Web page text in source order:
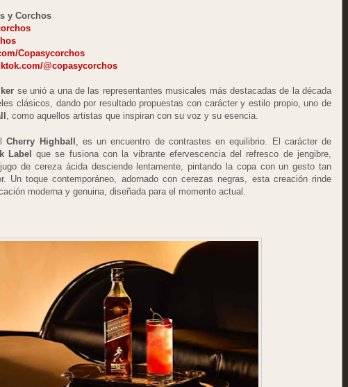
y Corchos
Copasycorchos
@copasycorchos
se unió a una de las representantes musicales más destacadas de la década
clásicos, dando por resultado propuestas con carácter y estilo propio, uno de
, como aquellos artistas que inspiran con su voz y su esencia.
Cherry Highball , es un encuentro de contrastes en equilibrio. El carácter de
Label
que se fusiona con la vibrante efervescencia del refresco de jengibre,
de cereza ácida desciende lentamente, pintando la copa con un gesto tan
Un toque contemporáneo, adornado con cerezas negras, esta creación rinde
moderna y genuina, diseñada para el momento actual.